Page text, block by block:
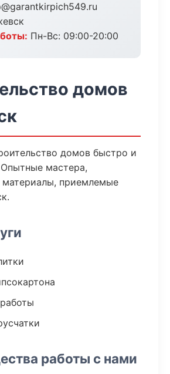
Пн-Вс: 09:00-20:00
домов
домов быстро и
Опытные мастера,
приемлемые
работы с нами